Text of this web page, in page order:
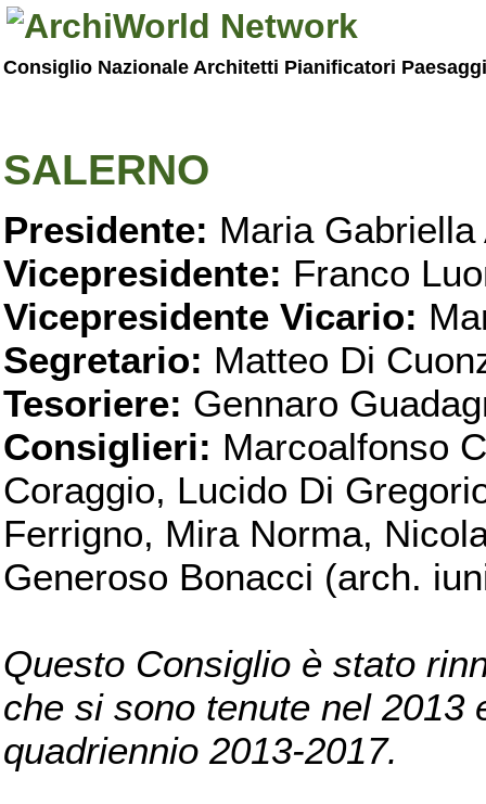
Consiglio Nazionale Architetti Pianificatori
SALERNO
Presidente: Maria Gabriella
Vicepresidente: Franco
Vicepresidente Vicario:
Segretario: Matteo Di
Tesoriere: Gennaro
Consiglieri: Marcoalfonso
Coraggio, Lucido Di
Ferrigno, Mira Norma,
Generoso Bonacci (arch.
Questo Consiglio è stato
che si sono tenute nel 2013
quadriennio 2013-2017.